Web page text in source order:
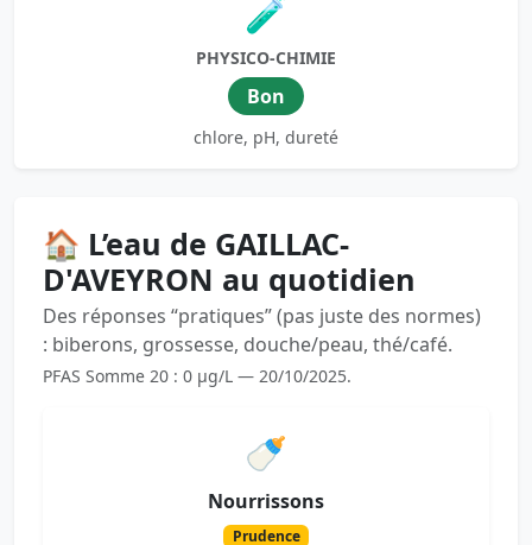
🧪
PHYSICO-CHIMIE
Bon
chlore, pH, dureté
🏠 L’eau de GAILLAC-
D'AVEYRON au quotidien
Des réponses “pratiques” (pas juste des normes)
: biberons, grossesse, douche/peau, thé/café.
PFAS Somme 20 : 0 µg/L — 20/10/2025.
🍼
Nourrissons
Prudence